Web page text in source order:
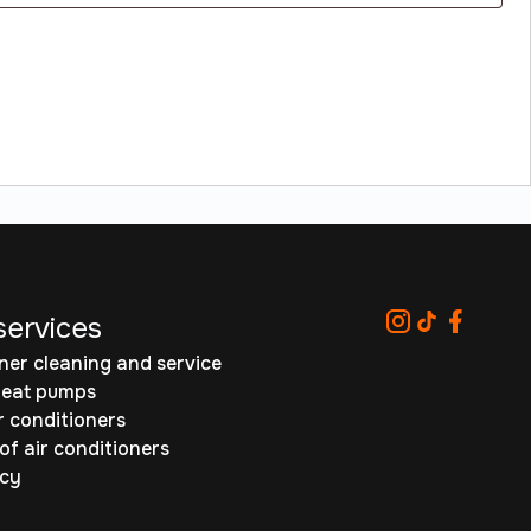
cleaning and service
pumps
conditioners
air conditioners